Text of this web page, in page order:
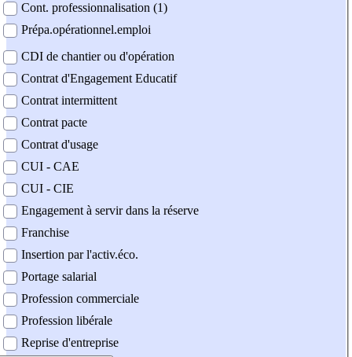
Cont. professionnalisation (1)
Prépa.opérationnel.emploi
CDI de chantier ou d'opération
Contrat d'Engagement Educatif
Contrat intermittent
Contrat pacte
Contrat d'usage
CUI - CAE
CUI - CIE
Engagement à servir dans la réserve
Franchise
Insertion par l'activ.éco.
Portage salarial
Profession commerciale
Profession libérale
Reprise d'entreprise